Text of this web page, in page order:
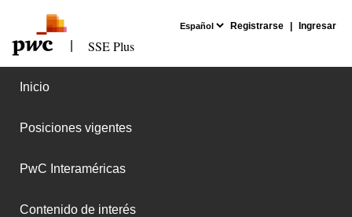
SSE Plus
Registrarse Ingresar
Inicio
Posiciones vigentes
PwC Interaméricas
Contenido de interés